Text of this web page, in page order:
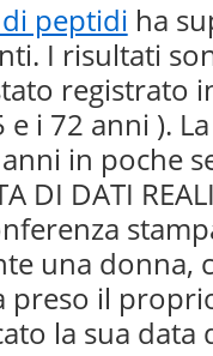
peptidi ha
I risultati
registrato
i 72 anni ).
in poche
DI DATI
una donna,
preso il
la sua data